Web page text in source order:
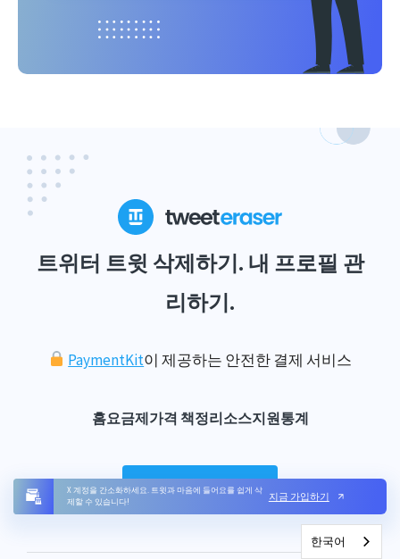
X 계정을 간소화하세요. 트윗과 마음에 들어요를 쉽게 삭
제할 수 있습니다!
지금 가입하기
트위터 트윗 삭제하기. 내 프로필 관
리하기.
PaymentKit이 제공하는 안전한 결제 서비스
홈요금제가격 책정리소스지원통계
트위터로 로그인
한국어